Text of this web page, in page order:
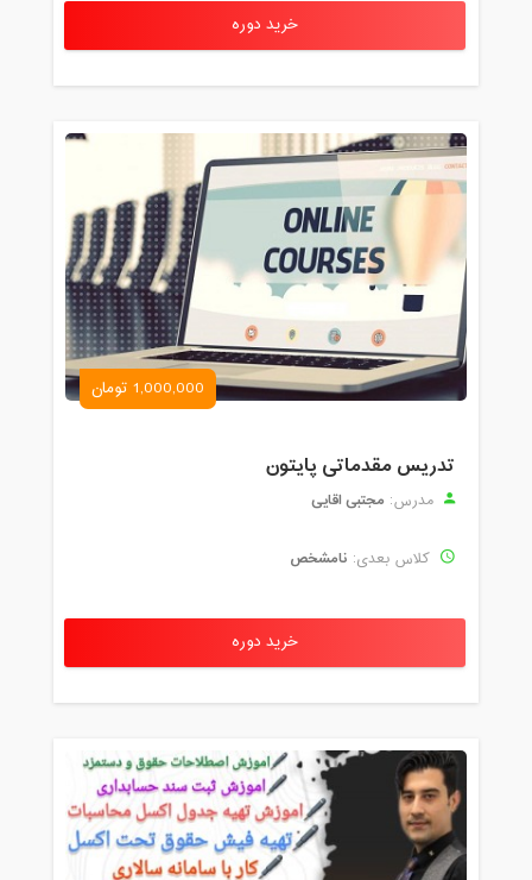
خرید دوره
1,000,000 تومان
تدریس مقدماتی پایتون
مدرس: مجتبی اقایی
کلاس بعدی: نامشخص
خرید دوره